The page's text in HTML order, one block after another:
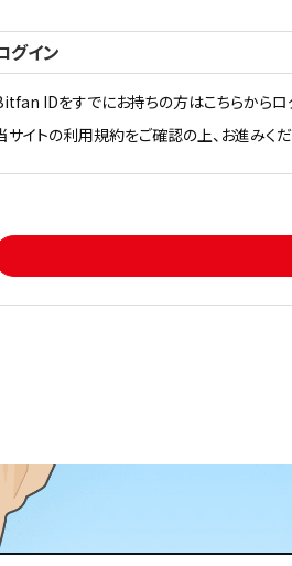
グイン
IDをすでにお持ちの方はこちらからロ
サイトの利用規約をご確認の上、お進みくだ